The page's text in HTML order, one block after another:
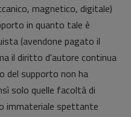
magnetico, digitale)
in quanto tale è
(avendone pagato il
il diritto d'autore continua
del supporto non ha
solo quelle facoltà di
immateriale spettante